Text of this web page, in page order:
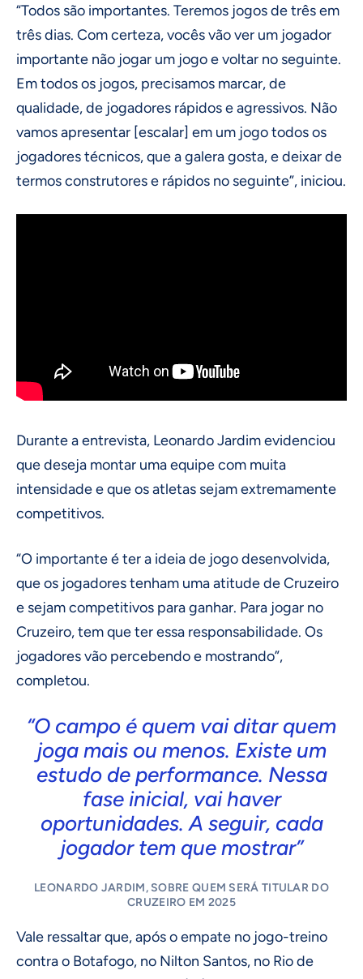
“Todos são importantes. Teremos jogos de três em
três dias. Com certeza, vocês vão ver um jogador
importante não jogar um jogo e voltar no seguinte.
Em todos os jogos, precisamos marcar, de
qualidade, de jogadores rápidos e agressivos. Não
vamos apresentar [escalar] em um jogo todos os
jogadores técnicos, que a galera gosta, e deixar de
termos construtores e rápidos no seguinte”, iniciou.
Durante a entrevista, Leonardo Jardim evidenciou
que deseja montar uma equipe com muita
intensidade e que os atletas sejam extremamente
competitivos.
“O importante é ter a ideia de jogo desenvolvida,
que os jogadores tenham uma atitude de Cruzeiro
e sejam competitivos para ganhar. Para jogar no
Cruzeiro, tem que ter essa responsabilidade. Os
jogadores vão percebendo e mostrando”,
completou.
“O campo é quem vai ditar quem
joga mais ou menos. Existe um
estudo de performance. Nessa
fase inicial, vai haver
oportunidades. A seguir, cada
jogador tem que mostrar”
LEONARDO JARDIM, SOBRE QUEM SERÁ TITULAR DO
CRUZEIRO EM 2025
Vale ressaltar que, após o empate no jogo-treino
contra o Botafogo, no Nilton Santos, no Rio de